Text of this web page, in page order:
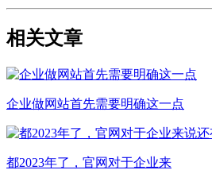
相关文章
企业做网站首先需要明确这一点
都2023年了，官网对于企业来